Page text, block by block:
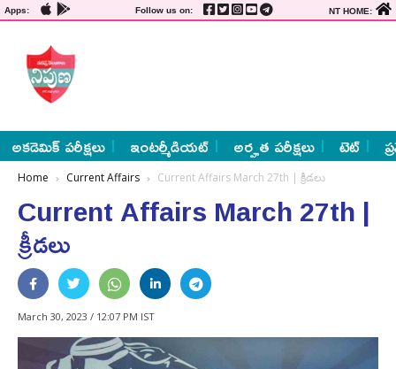
Apps: Follow us on: NT HOME:
అకడెమిక్ పరీక్షలు ఇంటర్మీడియట్ అర్హత పరీక్షలు టెట్
Home Current Affairs Current Affairs March 27th | క్రీడలు
Current Affairs March 27th |
క్రీడలు
March 30, 2023 / 12:07 PM IST